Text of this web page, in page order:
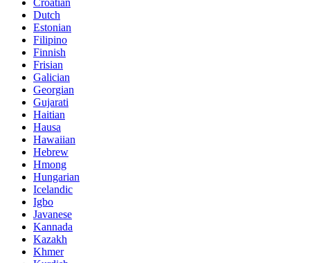
Dutch
Estonian
Filipino
Finnish
Frisian
Galician
Georgian
Gujarati
Haitian
Hausa
Hawaiian
Hebrew
Hmong
Hungarian
Icelandic
Igbo
Javanese
Kannada
Kazakh
Khmer